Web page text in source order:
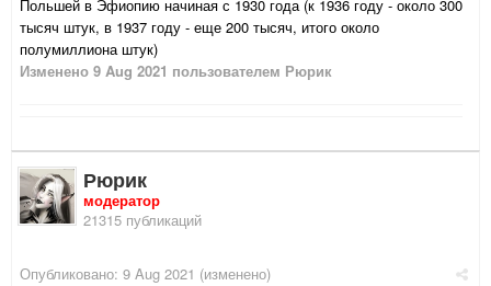
Польшей в Эфиопию начиная с 1930 года (к 1936 году - около 300
тысяч штук, в 1937 году - еще 200 тысяч, итого около
полумиллиона штук)
Изменено 9 Aug 2021 пользователем Рюрик
Рюрик
модератор
21315 публикаций
Опубликовано: 9 Aug 2021 (изменено)